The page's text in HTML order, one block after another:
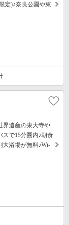
定)♪奈良公園や東
界遺産の東大寺や
スで15分圏内♪朝食
大浴場が無料♪Wi-